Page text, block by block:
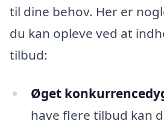
til dine behov. Her er
du kan opleve ved at
tilbud:
Øget
have flere tilbud kan